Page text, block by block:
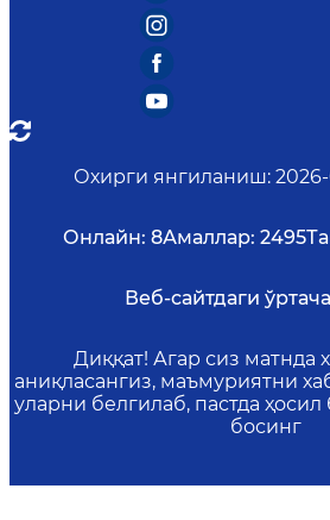
Охирги янгиланиш:
Онлайн: 8Амаллар: 2495
Веб-сайтдаги
Диққат! Агар сиз матнда
аниқласангиз, маъмуриятни
уларни белгилаб, пастда
босинг